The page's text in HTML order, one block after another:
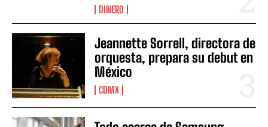
DINERO
Jeannette Sorrell, directora de
orquesta, prepara su debut en
México
CDMX